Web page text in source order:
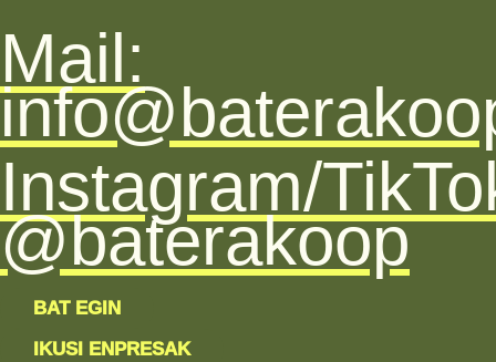
ekiten zaio.
Mail:
Instagram/
@baterakoop
BAT EGIN
IKUSI ENPRESAK